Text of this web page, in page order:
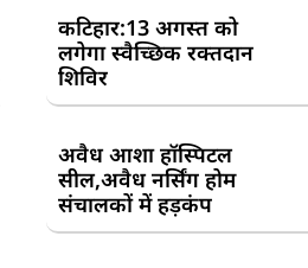
कटिहार:13 अगस्त को
लगेगा स्वैच्छिक रक्तदान
शिविर
अवैध आशा हॉस्पिटल
सील,अवैध नर्सिंग होम
संचालकों में हड़कंप